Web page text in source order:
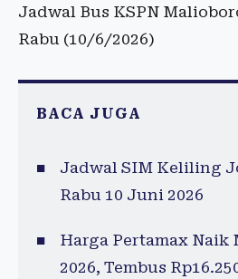
Jadwal Bus KSPN
Rabu (10/6/2026)
BACA JUGA
Jadwal SIM Keliling
Rabu 10 Juni 2026
Harga Pertamax Naik
2026, Tembus